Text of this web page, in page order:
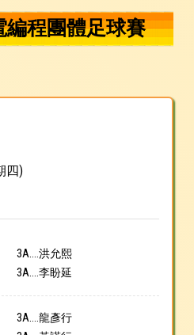
編程團體足球賽
四)
3A....洪允熙
3A....李盼延
3A....龍彥行